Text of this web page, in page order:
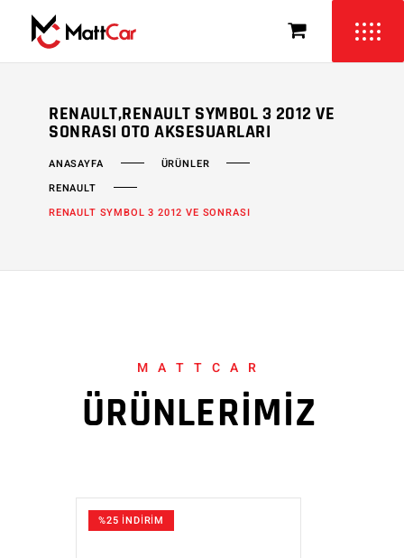
RENAULT,RENAULT SYMBOL 3 2012 VE
SONRASI OTO AKSESUARLARI
ANASAYFA
ÜRÜNLER
RENAULT
RENAULT SYMBOL 3 2012 VE SONRASI
MATTCAR
ÜRÜNLERİMİZ
%25 İNDİRİM